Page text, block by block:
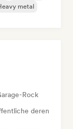
metal
Rock
deren